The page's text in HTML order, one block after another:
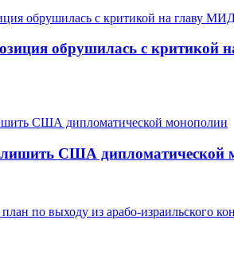
обрушилась с критикой
лишить США дипломатической
по выходу из арабо-израильского